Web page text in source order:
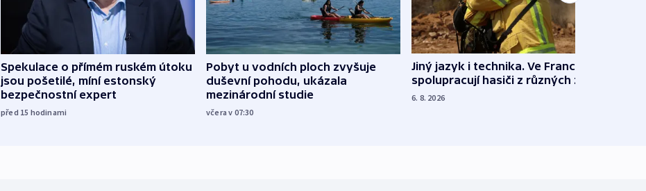
Spekulace o přímém ruském útoku
jsou pošetilé, míní estonský
bezpečnostní expert
před 15 hodinami
Pobyt u vodních ploch zvyšuje
duševní pohodu, ukázala
mezinárodní studie
včera v 07:30
Jiný jazyk i technika. Ve Francii
spolupracují hasiči z různých zemí
6. 8. 2026